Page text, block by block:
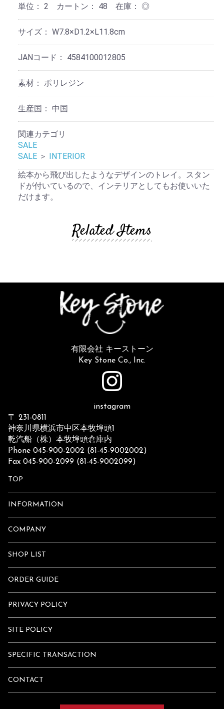
単位： 2 カートン： 48 在庫： ◎
サイズ： W7.8×D1.2×L11.8cm
JANコード： 4584100012805
素材： ポリレジン
生産国： 中国
関連カテゴリ
SALE
SALE ＞ INTERIOR
絵本から飛び出したようなデザインのトレイ。スタン
ドが付いているので、インテリアとしてもお使いいた
だけます。
Related Items
有限会社 キーストーン
Key Stone Co., Inc.
instagram
〒 231-0811
神奈川県横浜市中区本牧埠頭1
乾汽船（株）本牧埠頭倉庫内
Phone 045-900-2002 (81-45-9002002)
Fax 045-900-2099 (81-45-9002099)
TOP
INFORMATION
COMPANY
SHOP LIST
ORDER GUIDE
PRIVACY POLICY
SITE POLICY
SPECIFIC TRANSACTION
CONTACT